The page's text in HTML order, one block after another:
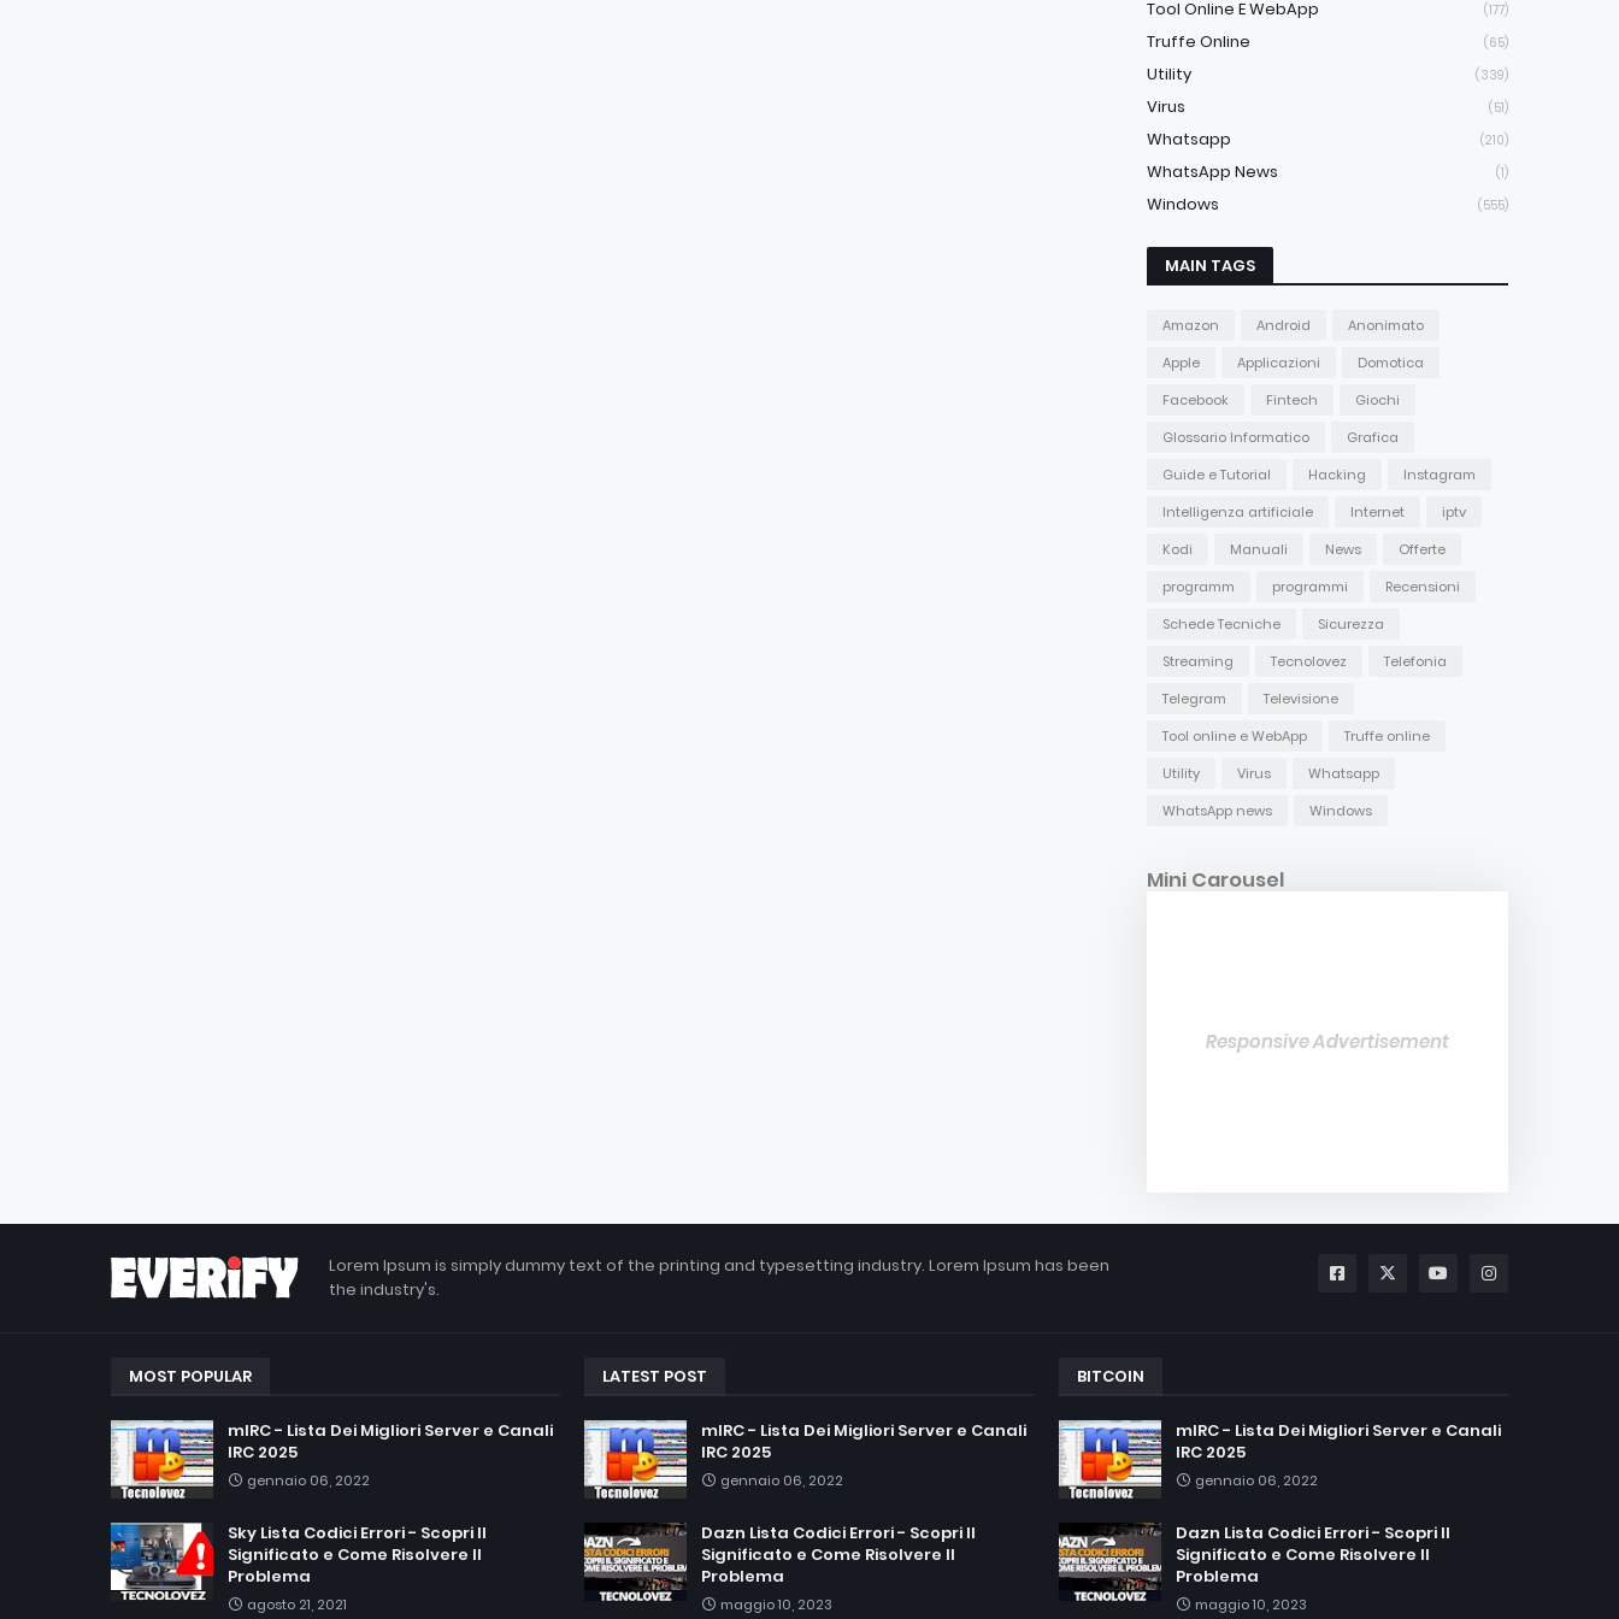
Tool Online E WebApp (177)
Truffe Online (65)
Utility (339)
Virus (51)
Whatsapp (210)
WhatsApp News (1)
Windows (555)
MAIN TAGS
Amazon Android
Anonimato
Apple
Applicazioni
Domotica
Facebook
Fintech
Giochi
Glossario Informatico
Grafica
Guide e Tutorial
Hacking
Instagram
Intelligenza artificiale
Internet
iptv
Kodi
Manuali News
Offerte
programm
programmi
Recensioni
Schede Tecniche
Sicurezza
Streaming
Tecnolovez
Telefonia
Telegram
Televisione
Tool online e WebApp
Truffe online
Utility
Virus
Whatsapp
WhatsApp news
Windows
Mini Carousel
Responsive Advertisement
Lorem Ipsum is simply dummy text of the printing and typesetting industry. Lorem Ipsum has been
the industry's.
MOST POPULAR
mIRC - Lista Dei Migliori Server e Canali
IRC 2025
gennaio 06, 2022
Sky Lista Codici Errori - Scopri Il
Significato e Come Risolvere Il
Problema
agosto 21, 2021
LATEST POST
mIRC - Lista Dei Migliori Server e Canali
IRC 2025
gennaio 06, 2022
Dazn Lista Codici Errori - Scopri Il
Significato e Come Risolvere Il
Problema
maggio 10, 2023
BITCOIN
mIRC - Lista Dei Migliori Server e Canali
IRC 2025
gennaio 06, 2022
Dazn Lista Codici Errori - Scopri Il
Significato e Come Risolvere Il
Problema
maggio 10, 2023